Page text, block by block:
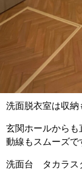
洗面脱衣室は収
玄関ホールから
動線もスムーズで
洗面台 タカラ